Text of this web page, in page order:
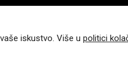
iskustvo. Više u politici